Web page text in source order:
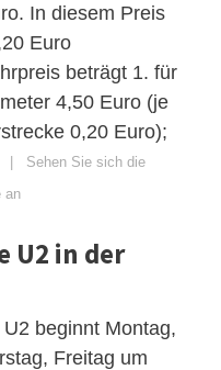
In diesem Preis
Euro
beträgt 1. für
4,50 Euro (je
0,20 Euro);
| Sehen Sie sich die
an
U2 in der
beginnt Montag,
Freitag um